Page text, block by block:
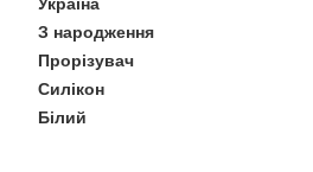
Україна
З народження
Прорізувач
Силікон
Білий